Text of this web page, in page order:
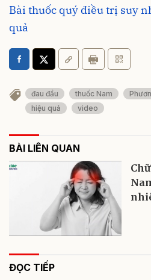
Bài thuốc quý điều trị suy
quả
đau đầu thuốc Nam
hiệu quả
video
BÀI LIÊN QUAN
ĐỌC TIẾP